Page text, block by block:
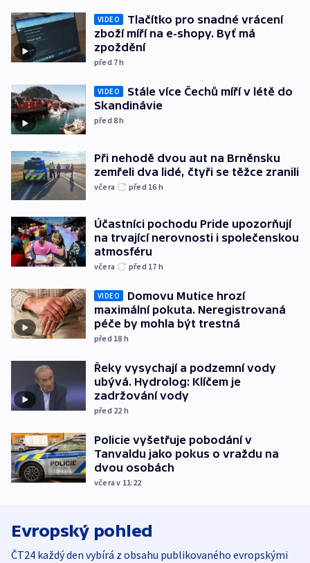
VIDEO
Tlačítko pro snadné vrácení
zboží míří na e-shopy. Byť má
zpoždění
před 7h
VIDEO
Stále více Čechů míří v létě do
Skandinávie
před 8h
Při nehodě dvou aut na Brněnsku
zemřeli dva lidé, čtyři se těžce zranili
včera před 16 h
Účastníci pochodu Pride upozorňují
na trvající nerovnosti i společenskou
atmosféru
včera před 17 h
VIDEO
Domovu Mutice hrozí
maximální pokuta. Neregistrovaná
péče by mohla být trestná
před 18 h
Řeky vysychají a podzemní vody
ubývá. Hydrolog: Klíčem je
zadržování vody
před 22 h
Policie vyšetřuje pobodání v
Tanvaldu jako pokus o vraždu na
dvou osobách
včera v 11:22
Evropský pohled
ČT24 každý den vybírá z obsahu publikovaného evropskými